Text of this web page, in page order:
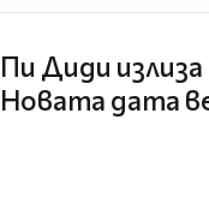
Пи Диди
Новата дата